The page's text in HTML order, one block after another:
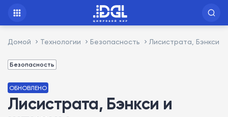
Домой Технологии Безопасность Лисистрата, Бэнкси
Безопасность
ОБНОВЛЕНО
Лисистрата, Бэнкси и